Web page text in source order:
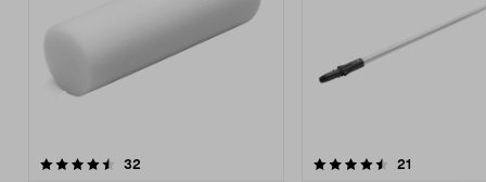
32
4.5 viidestä
21
4.5 viidestä